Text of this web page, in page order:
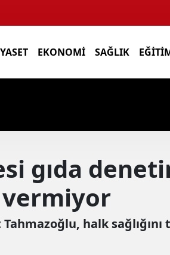
EKONOMI SAĞLIK
gıda
halk